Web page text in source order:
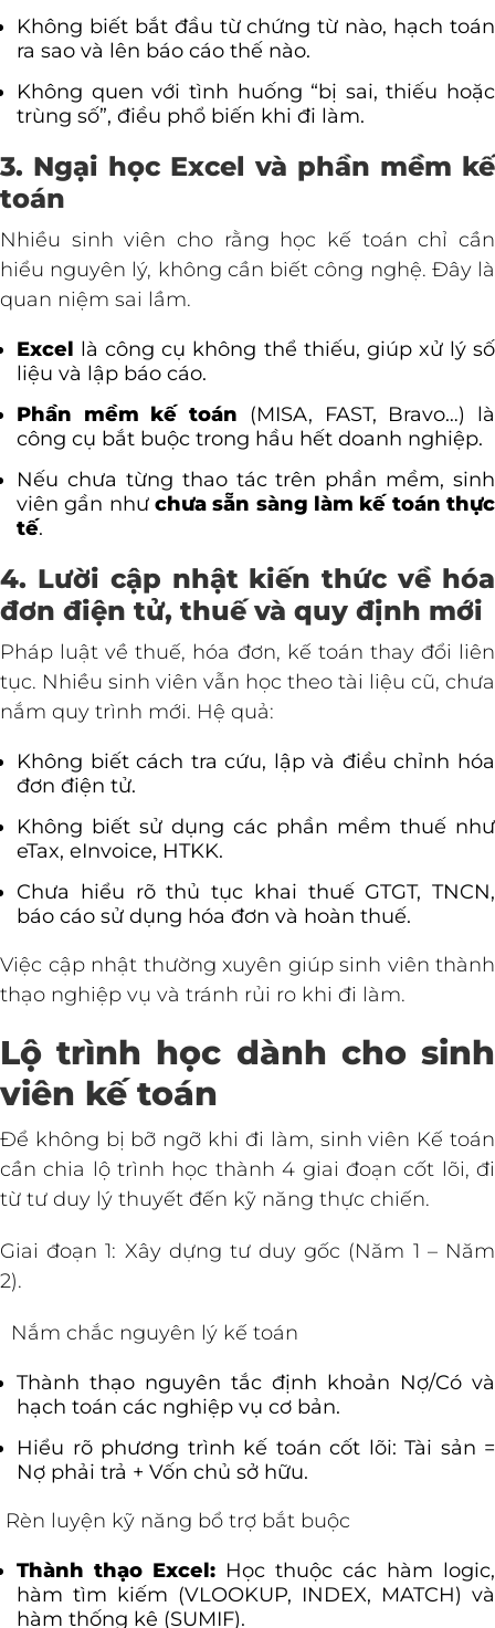
Không biết bắt đầu từ chứng từ nào, hạch toán
ra sao và lên báo cáo thế nào.
Không quen với tình huống “bị sai, thiếu hoặc
trùng số”, điều phổ biến khi đi làm.
3. Ngại học Excel và phần mềm kế
toán
Nhiều sinh viên cho rằng học kế toán chỉ cần
hiểu nguyên lý, không cần biết công nghệ. Đây là
quan niệm sai lầm.
Excel là công cụ không thể thiếu, giúp xử lý số
liệu và lập báo cáo.
Phần mềm kế toán (MISA, FAST, Bravo…) là
công cụ bắt buộc trong hầu hết doanh nghiệp.
Nếu chưa từng thao tác trên phần mềm, sinh
viên gần như chưa sẵn sàng làm kế toán thực
tế.
4. Lười cập nhật kiến thức về hóa
đơn điện tử, thuế và quy định mới
Pháp luật về thuế, hóa đơn, kế toán thay đổi liên
tục. Nhiều sinh viên vẫn học theo tài liệu cũ, chưa
nắm quy trình mới. Hệ quả:
Không biết cách tra cứu, lập và điều chỉnh hóa
đơn điện tử.
Không biết sử dụng các phần mềm thuế như
eTax, eInvoice, HTKK.
Chưa hiểu rõ thủ tục khai thuế GTGT, TNCN,
báo cáo sử dụng hóa đơn và hoàn thuế.
Việc cập nhật thường xuyên giúp sinh viên thành
thạo nghiệp vụ và tránh rủi ro khi đi làm.
Lộ trình học dành cho sinh
viên kế toán
Để không bị bỡ ngỡ khi đi làm, sinh viên Kế toán
cần chia lộ trình học thành 4 giai đoạn cốt lõi, đi
từ tư duy lý thuyết đến kỹ năng thực chiến.
Giai đoạn 1: Xây dựng tư duy gốc (Năm 1 – Năm
2).
Nắm chắc nguyên lý kế toán
Thành thạo nguyên tắc định khoản Nợ/Có và
hạch toán các nghiệp vụ cơ bản.
Hiểu rõ phương trình kế toán cốt lõi: Tài sản =
Nợ phải trả + Vốn chủ sở hữu.
Rèn luyện kỹ năng bổ trợ bắt buộc
Thành thạo Excel: Học thuộc các hàm logic,
hàm tìm kiếm (VLOOKUP, INDEX, MATCH) và
hàm thống kê (SUMIF).